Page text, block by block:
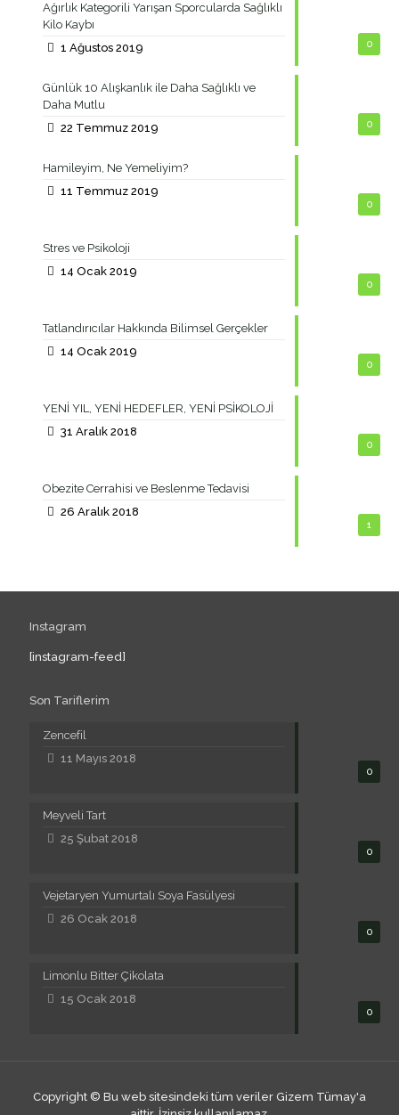
0
Ağırlık Kategorili Yarışan Sporcularda Sağlıklı
Kilo Kaybı
1 Ağustos 2019
0
Günlük 10 Alışkanlık ile Daha Sağlıklı ve
Daha Mutlu
22 Temmuz 2019
0
Hamileyim, Ne Yemeliyim?
11 Temmuz 2019
0
Stres ve Psikoloji
14 Ocak 2019
0
Tatlandırıcılar Hakkında Bilimsel Gerçekler
14 Ocak 2019
0
YENİ YIL, YENİ HEDEFLER, YENİ PSİKOLOJİ
31 Aralık 2018
1
Obezite Cerrahisi ve Beslenme Tedavisi
26 Aralık 2018
Instagram
[instagram-feed]
Son Tariflerim
0
Zencefil
11 Mayıs 2018
0
Meyveli Tart
25 Şubat 2018
0
Vejetaryen Yumurtalı Soya Fasülyesi
26 Ocak 2018
0
Limonlu Bitter Çikolata
15 Ocak 2018
Copyright © Bu web sitesindeki tüm veriler Gizem Tümay'a